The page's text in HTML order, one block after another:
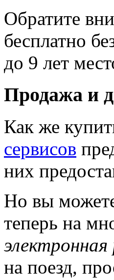
Обратите
бесплатно
до 9 лет
Продажа и
Как же
сервисов
них
Но вы
теперь на
на поезд,